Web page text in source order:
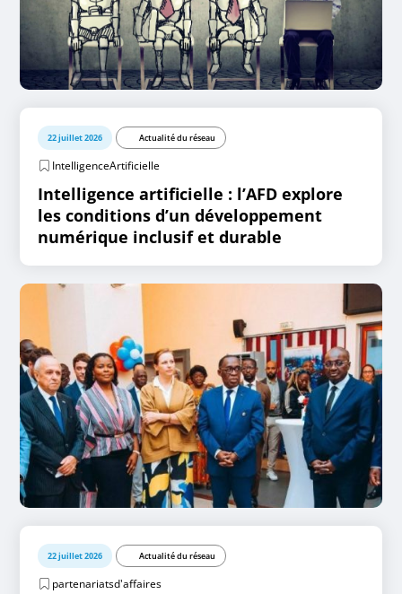
22 juillet 2026 Actualité du réseau
IntelligenceArtificielle
Intelligence artificielle : l’AFD explore
les conditions d’un développement
numérique inclusif et durable
22 juillet 2026 Actualité du réseau
partenariatsd'affaires